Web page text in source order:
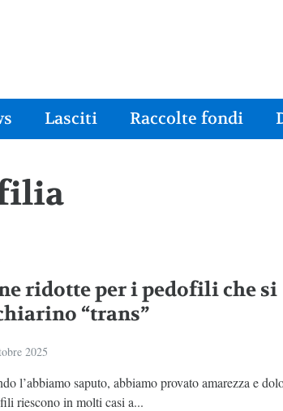
Lasciti Raccolte fondi
ridotte per i pedofili che si
“trans”
2025
l’abbiamo saputo, abbiamo provato amarezza e
riescono in molti casi a...